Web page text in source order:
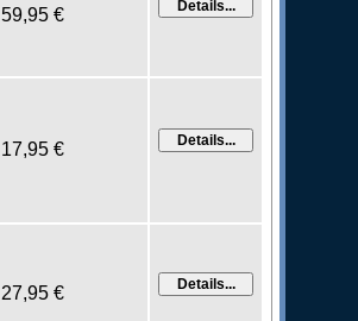
59,95 €
17,95 €
27,95 €